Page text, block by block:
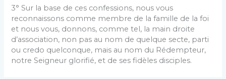
3° Sur la base de ces confessions, nous vous
reconnaissons comme membre de la famille de la foi
et nous vous, donnons, comme tel, la main droite
d’association, non pas au nom de quelque secte, parti
ou credo quelconque, mais au nom du Rédempteur,
notre Seigneur glorifié, et de ses fidèles dis­ciples.